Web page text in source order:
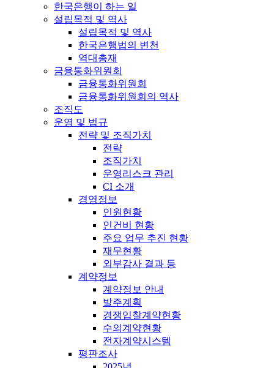
한국은행이 하는 일
설립목적 및 역사
설립목적 및 역사
한국은행법의 변천
역대총재
금융통화위원회
금융통화위원회
금융통화위원회의 역사
조직도
운영 및 법규
전략 및 조직가치
전략
조직가치
운영리스크 관리
CI 소개
경영정보
인원현황
인건비 현황
주요 업무 추진 현황
재무현황
외부감사 결과 등
계약정보
계약정보 안내
발주계획
경쟁입찰계약현황
수의계약현황
전자계약시스템
평판조사